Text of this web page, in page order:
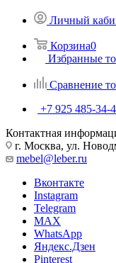
Личный
Корзина0
Избранные
Сравнение
+7 925 485-34-
Контактная
г. Москва, ул.
mebel@leber.ru
Вконтакте
Instagram
Telegram
MAX
WhatsApp
Яндекс.Дзен
Pinterest